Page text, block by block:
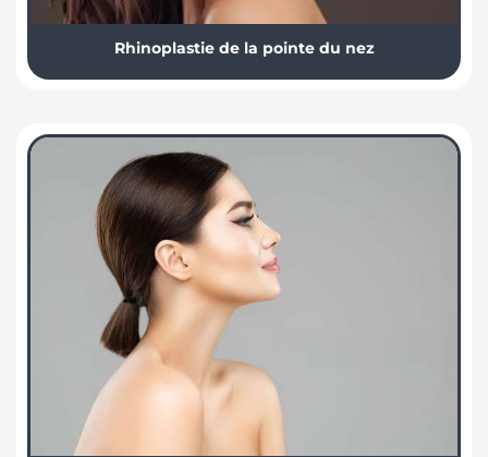
Rhinoplastie de la pointe du nez